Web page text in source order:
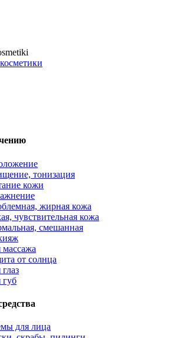
косметики
тонизация
кожи
жирная кожа
чувствительная кожа
смешанная
массажа
от солнца
губ
для лица